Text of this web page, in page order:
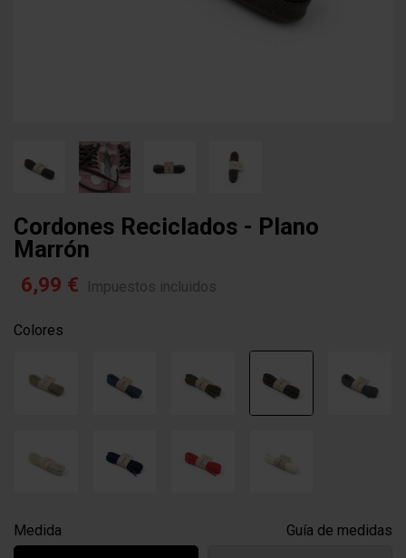
Cordones Reciclados - Plano
Marrón
6,99 € Impuestos incluidos
Colores
Guía de medidas
Medida